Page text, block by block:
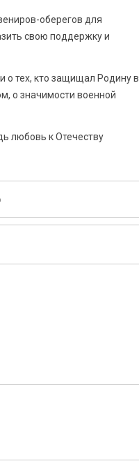
оберегов для
свою поддержку и
о тех, кто защищал Родину в
о значимости военной
любовь к Отечеству